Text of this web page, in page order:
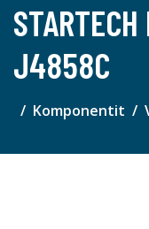
J4858C
Komponentit